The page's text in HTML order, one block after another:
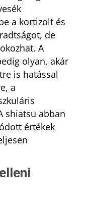
a kortizolt és
de
A
olyan, akár
is hatással
a
shiatsu abban
értékek